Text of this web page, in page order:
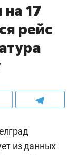
17
рейс
из данных